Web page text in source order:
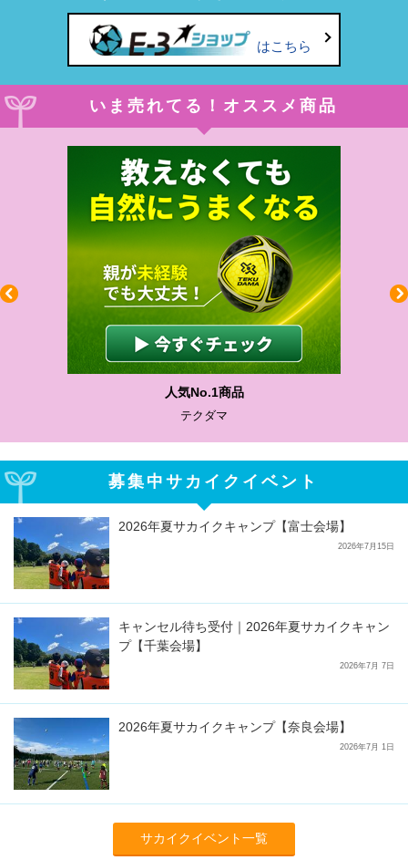
はこちら
いま売れてる！オススメ商品
人気No.1商品
テクダマ
募集中サカイクイベント
2026年夏サカイクキャンプ【富士会場】
2026年7月15日
キャンセル待ち受付｜2026年夏サカイクキャン
プ【千葉会場】
2026年7月 7日
2026年夏サカイクキャンプ【奈良会場】
2026年7月 1日
サカイクイベント一覧